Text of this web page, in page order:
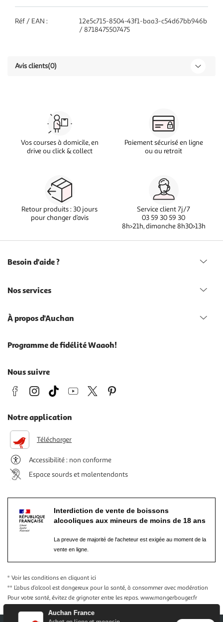
Auchan France
Réf / EAN :
12e5c715-8504-43f1-baa3-c54d67bb946b
/ 8718475507475
Avis clients(0)
Vos courses à domicile, en
drive ou click & collect
Paiement sécurisé en ligne
ou au retrait
Retour produits : 30 jours
pour changer d’avis
Service client 7j/7
03 59 30 59 30
8h>21h, dimanche 8h30>13h
Besoin d'aide ?
Nos services
À propos d'Auchan
Programme de fidélité Waaoh!
Nous suivre
Notre application
Télécharger
Accessibilité : non conforme
Espace sourds et malentendants
Interdiction de vente de boissons
alcooliques aux mineurs de moins de 18 ans
La preuve de majorité de l'acheteur est exigée au moment de la
vente en ligne.
* Voir les conditions en cliquant ici
** L’abus d’alcool est dangereux pour la santé, à consommer avec modération
Pour votre santé, évitez de grignoter entre les repas. www.mangerbouger.fr